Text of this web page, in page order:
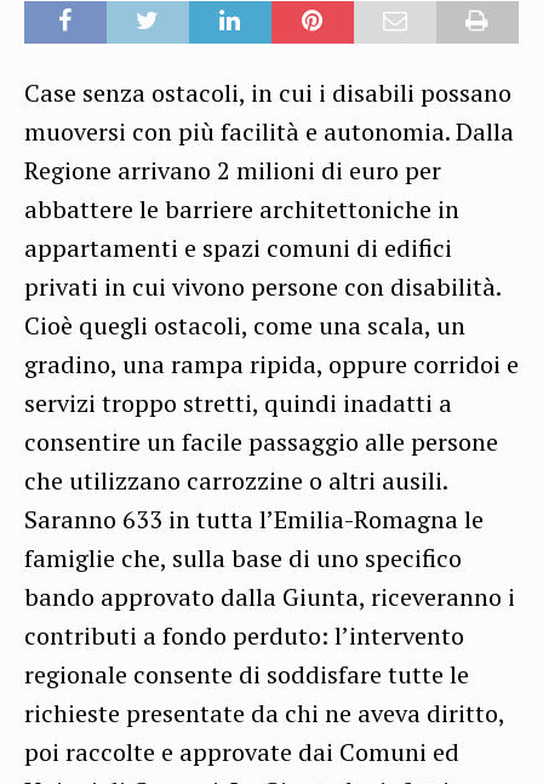
Case senza ostacoli, in cui i disabili possano
muoversi con più facilità e autonomia. Dalla
Regione arrivano 2 milioni di euro per
abbattere le barriere architettoniche in
appartamenti e spazi comuni di edifici
privati in cui vivono persone con disabilità.
Cioè quegli ostacoli, come una scala, un
gradino, una rampa ripida, oppure corridoi e
servizi troppo stretti, quindi inadatti a
consentire un facile passaggio alle persone
che utilizzano carrozzine o altri ausili.
Saranno 633 in tutta l’Emilia-Romagna le
famiglie che, sulla base di uno specifico
bando approvato dalla Giunta, riceveranno i
contributi a fondo perduto: l’intervento
regionale consente di soddisfare tutte le
richieste presentate da chi ne aveva diritto,
poi raccolte e approvate dai Comuni ed